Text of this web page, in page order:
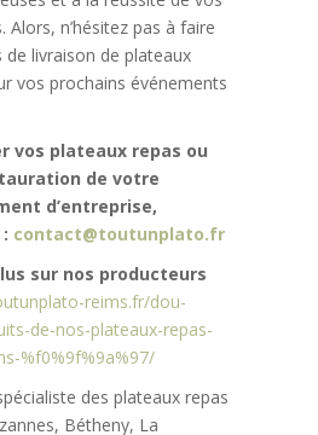
Alors, n’hésitez pas à faire
de livraison de plateaux
vos prochains événements
vos plateaux repas ou
de votre
d’entreprise,
contact@toutunplato.fr
sur nos producteurs
reims.fr/dou-
de-nos-plateaux-repas-
%f0%9f%9a%97/
des plateaux repas
Bétheny, La